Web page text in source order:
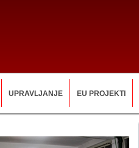
UPRAVLJANJE EU PROJEKTI